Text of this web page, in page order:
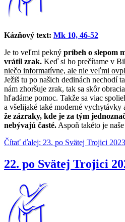
Kázňový text: Mk 10, 46-52
Je to veľmi pekný príbeh o slepom
vrátil zrak. Keď si ho prečítame v
niečo informatívne, ale nie veľmi
Ježiš tu po našich dedinách nechodí
nám zhoršuje zrak, tak sa skôr
hľadáme pomoc. Takže sa viac
a všelijaké také moderné vychytávky
že zázraky, kde je za tým
nebývajú časté. Aspoň takéto je
Čítať ďalej: 23. po Svätej Trojici 2023
22. po Svätej Trojici